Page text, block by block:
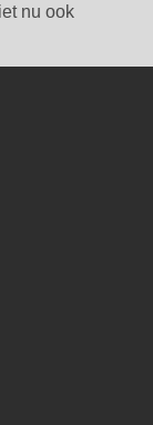
nu ook